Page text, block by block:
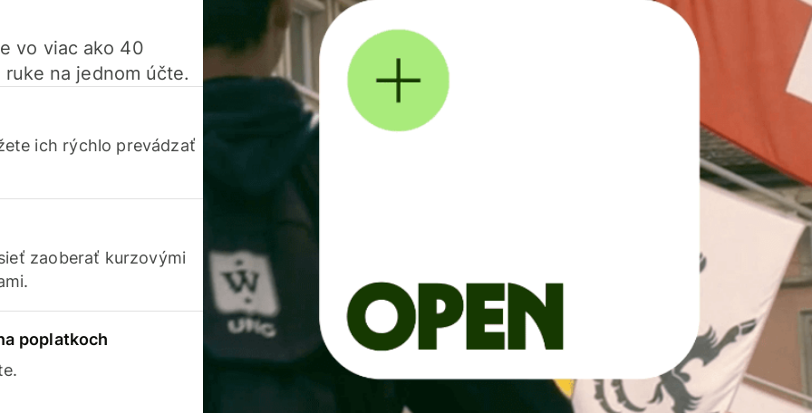
vo viac ako 40
na jednom účte.
ich rýchlo prevádzať
zaoberať kurzovými
poplatkoch